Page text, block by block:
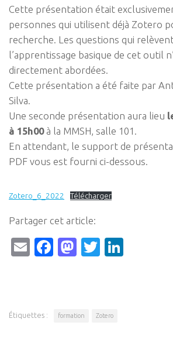
Cette présentation était
personnes qui utilisent déjà Zotero
recherche. Les questions qui
l’apprentissage basique de cet outil
directement abordées.
Cette présentation a été faite par
Silva.
Une seconde présentation aura lieu
à 15h00à la MMSH, salle 101.
En attendant, le support de
PDF vous est fourni ci-dessous.
Zotero_6_2022 Télécharger
Partager cet article:
EmailFacebook
Mastodon
Twitter
Étiquettes : formation Zotero